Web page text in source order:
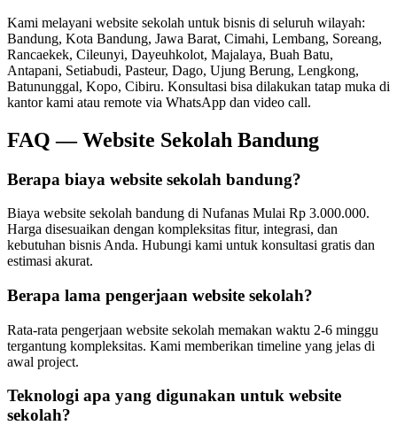
Kami melayani website sekolah untuk bisnis di seluruh wilayah:
Bandung, Kota Bandung, Jawa Barat, Cimahi, Lembang, Soreang,
Rancaekek, Cileunyi, Dayeuhkolot, Majalaya, Buah Batu,
Antapani, Setiabudi, Pasteur, Dago, Ujung Berung, Lengkong,
Batununggal, Kopo, Cibiru. Konsultasi bisa dilakukan tatap muka di
kantor kami atau remote via WhatsApp dan video call.
FAQ —Website Sekolah Bandung
Berapa biaya website sekolah bandung?
Biaya website sekolah bandung di Nufanas Mulai Rp 3.000.000.
Harga disesuaikan dengan kompleksitas fitur, integrasi, dan
kebutuhan bisnis Anda. Hubungi kami untuk konsultasi gratis dan
estimasi akurat.
Berapa lama pengerjaan website sekolah?
Rata-rata pengerjaan website sekolah memakan waktu 2-6 minggu
tergantung kompleksitas. Kami memberikan timeline yang jelas di
awal project.
Teknologi apa yang digunakan untuk website
sekolah?